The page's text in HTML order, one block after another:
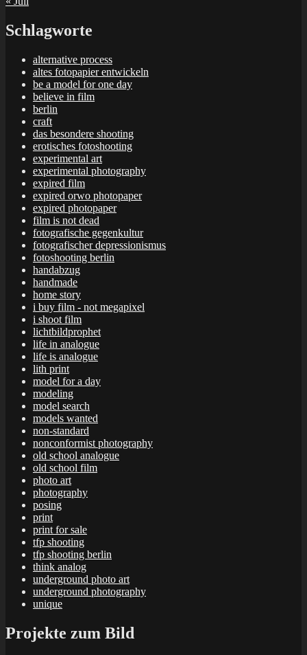
Schlagworte
alternative process
altes fotopapier entwickeln
be a model for one day
believe in film
berlin
craft
das besondere shooting
erotisches fotoshooting
experimental art
experimental photography
expired film
expired orwo photopaper
expired photopaper
film is not dead
fotografische gegenkultur
fotografischer depressionismus
fotoshooting berlin
handabzug
handmade
home story
i buy film - not megapixel
i shoot film
lichtbildprophet
life in analogue
life is analogue
lith print
model for a day
modeling
model search
models wanted
non-standard
nonconformist photography
old school analogue
old school film
photo art
photography
posing
print
print for sale
tfp shooting
tfp shooting berlin
think analog
underground photo art
underground photography
unique
Projekte zum Bild